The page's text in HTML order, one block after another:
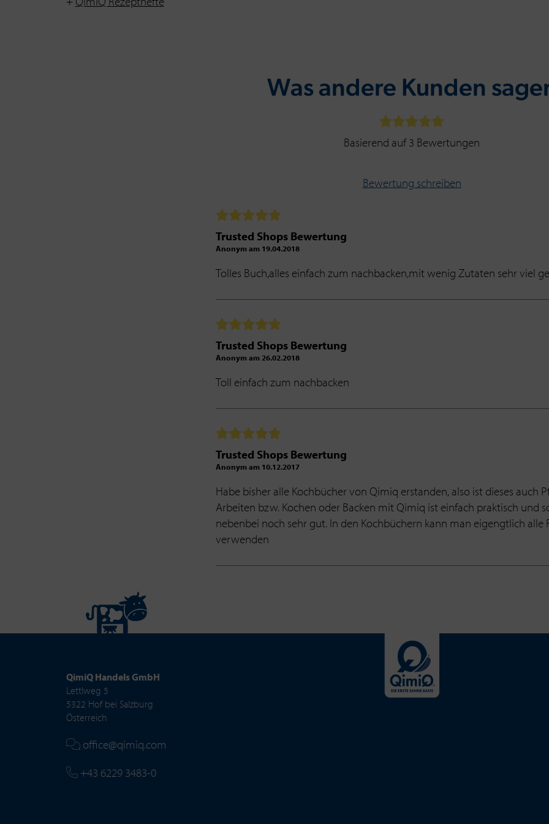
Was andere Kunden
Basierend auf 3 Bewertungen
Bewertung schreiben
Trusted Shops Bewertung
Anonym am 19.04.2018
Tolles Buch,alles einfach zum nachbacken,mit wenig Zutaten sehr viel
Trusted Shops Bewertung
Anonym am 26.02.2018
Toll einfach zum nachbacken
Trusted Shops Bewertung
Anonym am 10.12.2017
Habe bisher alle Kochbücher von Qimiq erstanden, also ist dieses auch
Arbeiten bzw. Kochen oder Backen mit Qimiq ist einfach praktisch und
nebenbei noch sehr gut. In den Kochbüchern kann man eigengtlich alle
verwenden
QimiQ Handels GmbH
Lettlweg 5
5322 Hof bei Salzburg
Österreich
office@qimiq.com
+43 6229 3483-0